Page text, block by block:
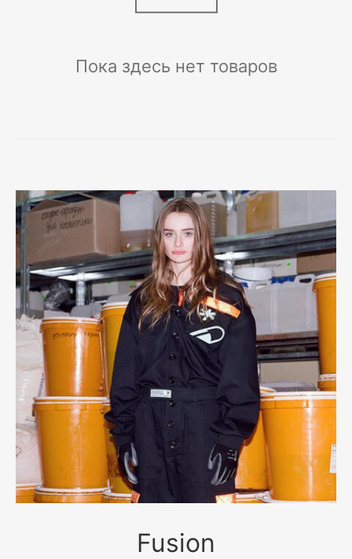
Пока здесь нет товаров
Fusion